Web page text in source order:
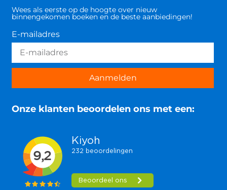
Wees als eerste op de hoogte over nieuw
binnengekomen boeken en de beste aanbiedingen!
E-mailadres
Aanmelden
Onze klanten beoordelen ons met een: